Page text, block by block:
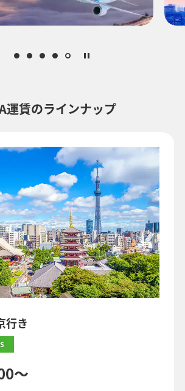
だいた条件でのもっともおトクな運賃となりま
確認できない都市・日付となります。空席照会
においては、複数空港の中でのおトクな運賃が
ます。
検索する
運賃のラインナップ
行き
～